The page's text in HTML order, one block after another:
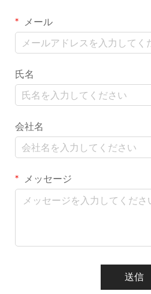
メール
氏名
会社名
メッセージ
送信